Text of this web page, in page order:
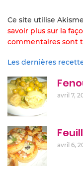
Ce site utilise
savoir plus sur la
commentaires sont
Les dernières
avril 7,
avril 6,